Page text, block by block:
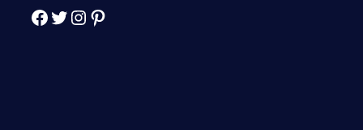
Facebook
Twitter
Instagram
Pinterest